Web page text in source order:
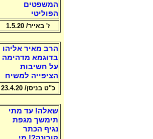
המשפטים
הפוליטי
ז' באייר/ 1.5.20
הרב מאיר אליהו
בדוגמא מדהימה
על חשיבות
הציפייה למשיח
כ"ט בניסן/ 23.4.20
שאלה! עד מתי
תימשך מגפת
נגיף הכתר